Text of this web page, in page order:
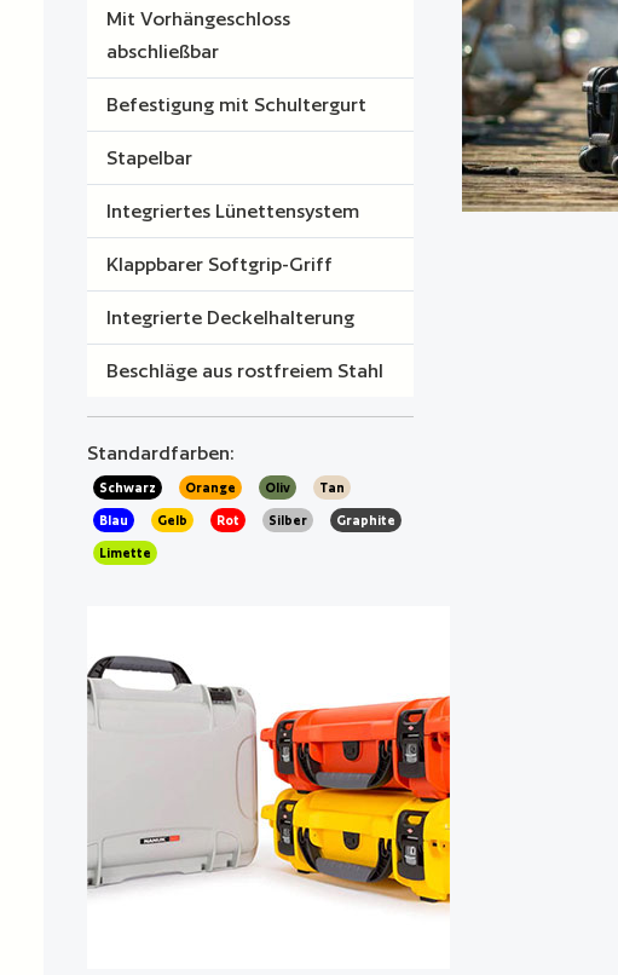
Mit Vorhängeschloss
abschließbar
Befestigung mit Schultergurt
Stapelbar
Integriertes Lünettensystem
Klappbarer Softgrip-Griff
Integrierte Deckelhalterung
Beschläge aus rostfreiem Stahl
Standardfarben:
Schwarz Orange Oliv Tan
Blau Gelb Rot Silber Graphite
Limette